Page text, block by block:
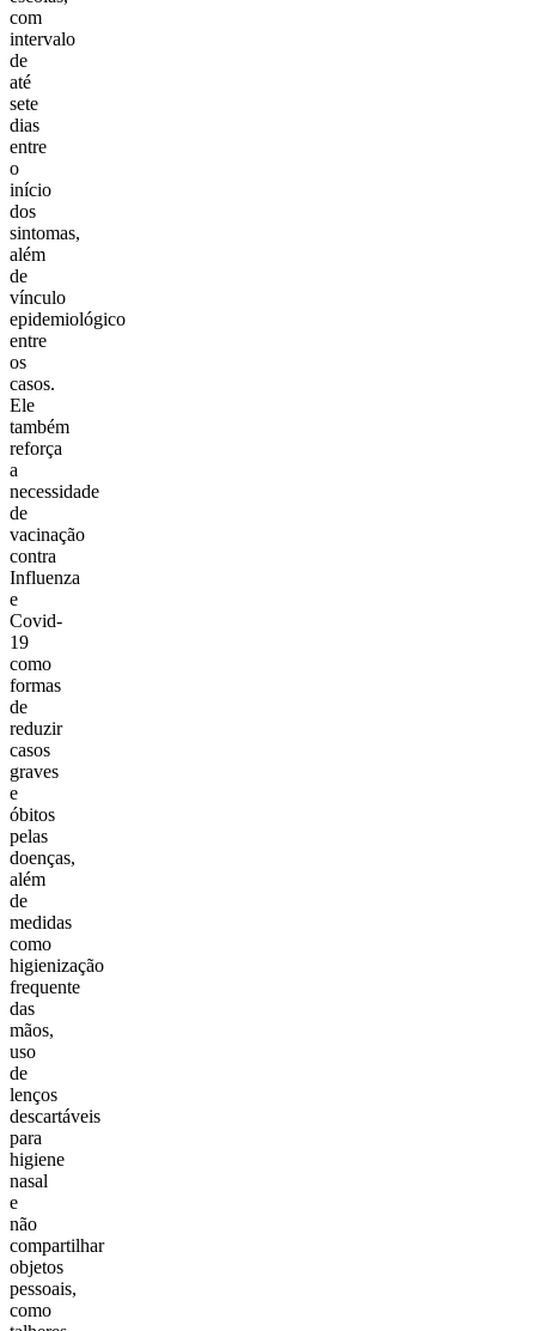
com
intervalo
de
até
sete
dias
entre
o
início
dos
sintomas,
além
de
vínculo
epidemiológico
entre
os
casos.
Ele
também
reforça
a
necessidade
de
vacinação
contra
Influenza
e
Covid-
19
como
formas
de
reduzir
casos
graves
e
óbitos
pelas
doenças,
além
de
medidas
como
higienização
frequente
das
mãos,
uso
de
lenços
descartáveis
para
higiene
nasal
e
não
compartilhar
objetos
pessoais,
como